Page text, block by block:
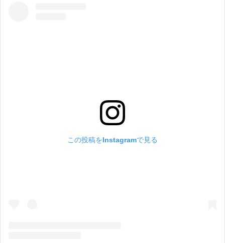
この投稿をInstagramで見る